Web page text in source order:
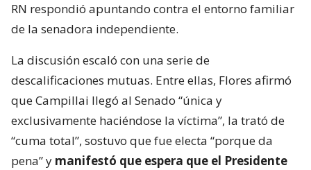
RN respondió apuntando contra el entorno familiar
de la senadora independiente.
La discusión escaló con una serie de
descalificaciones mutuas. Entre ellas, Flores afirmó
que Campillai llegó al Senado “única y
exclusivamente haciéndose la víctima”, la trató de
“cuma total”, sostuvo que fue electa “porque da
pena” y manifestó que espera que el Presidente